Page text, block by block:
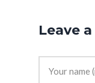
Leave